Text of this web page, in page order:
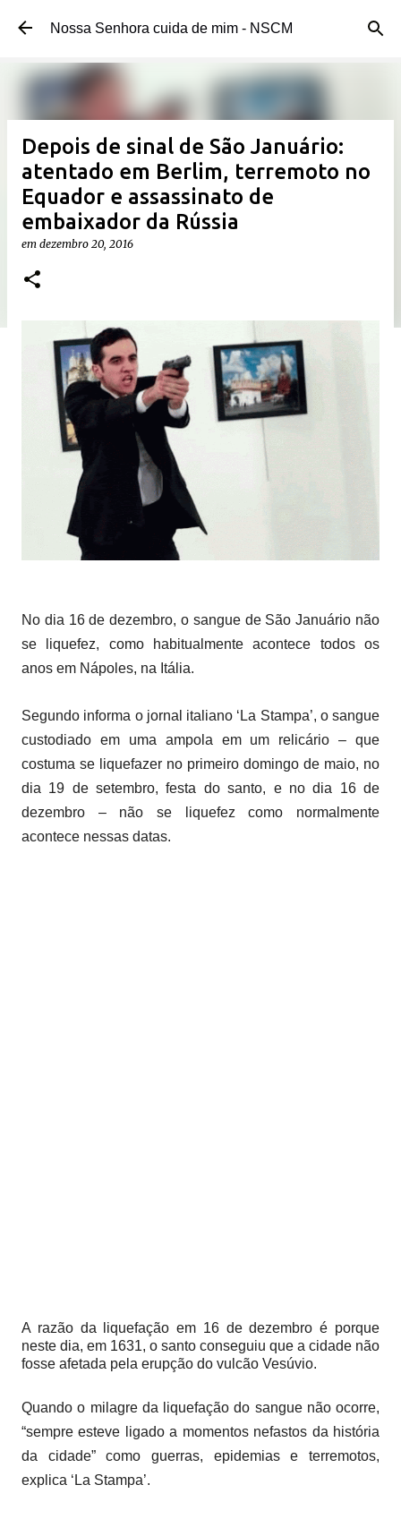
Pular para o conteúdo principal
Nossa Senhora cuida de mim - NSCM
Depois de sinal de São Januário:
atentado em Berlim, terremoto no
Equador e assassinato de
embaixador da Rússia
em dezembro 20, 2016
No dia 16 de dezembro, o sangue de São Januário não
se liquefez, como habitualmente acontece todos os
anos em Nápoles, na Itália.
Segundo informa o jornal italiano ‘La Stampa’, o sangue
custodiado em uma ampola em um relicário – que
costuma se liquefazer no primeiro domingo de maio, no
dia 19 de setembro, festa do santo, e no dia 16 de
dezembro – não se liquefez como normalmente
acontece nessas datas.
A razão da liquefação em 16 de dezembro é porque
neste dia, em 1631, o santo conseguiu que a cidade não
fosse afetada pela erupção do vulcão Vesúvio.
Quando o milagre da liquefação do sangue não ocorre,
“sempre esteve ligado a momentos nefastos da história
da cidade” como guerras, epidemias e terremotos,
explica ‘La Stampa’.